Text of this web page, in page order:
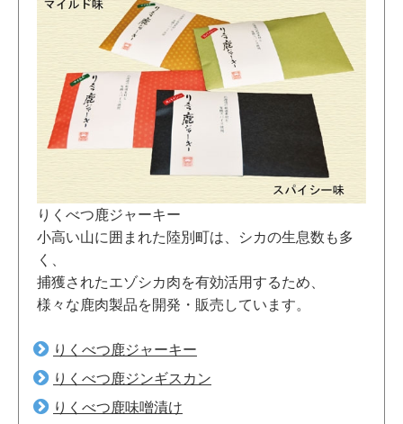
りくべつ鹿ジャーキー
小高い山に囲まれた陸別町は、シカの生息数も多
く、
捕獲されたエゾシカ肉を有効活用するため、
様々な鹿肉製品を開発・販売しています。
りくべつ鹿ジャーキー
りくべつ鹿ジンギスカン
りくべつ鹿味噌漬け